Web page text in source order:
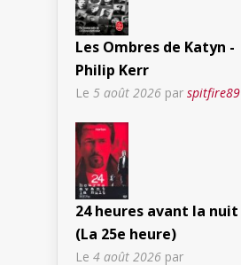
Les Ombres de Katyn -
Philip Kerr
Le 5 août 2026 par spitfire89
24 heures avant la nuit
(La 25e heure)
Le 4 août 2026 par